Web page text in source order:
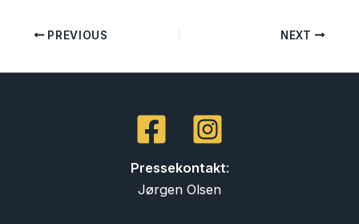
PREVIOUS NEXT
Pressekontakt:
Jørgen Olsen